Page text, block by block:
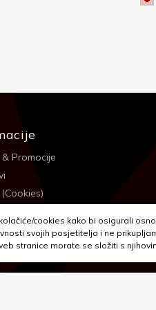
Promocije
cookies kako bi osigurali
svojih posjetitelja i ne
stranice morate se složiti s